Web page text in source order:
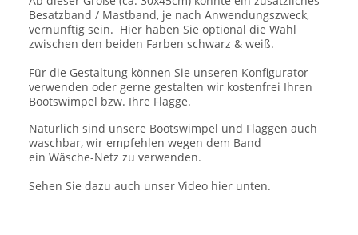
Besatzband / Mastband, je nach Anwendungszweck,
vernünftig sein. Hier haben Sie optional die Wahl
zwischen den beiden Farben schwarz & weiß.
Für die Gestaltung können Sie unseren Konfigurator
verwenden oder gerne gestalten wir kostenfrei Ihren
Bootswimpel bzw. Ihre Flagge.
Natürlich sind unsere Bootswimpel und Flaggen auch
waschbar, wir empfehlen wegen dem Band
ein Wäsche-Netz zu verwenden.
Sehen Sie dazu auch unser Video hier unten.